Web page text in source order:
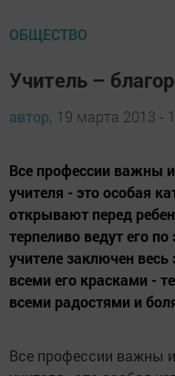
ОБЩЕСТВО
Учитель –
автор, 19 марта 2013 -
Все профессии важны
учителя - это особая
открывают перед
терпеливо ведут его
учителе заключен
всеми его красками -
всеми радостями и
Все профессии важны